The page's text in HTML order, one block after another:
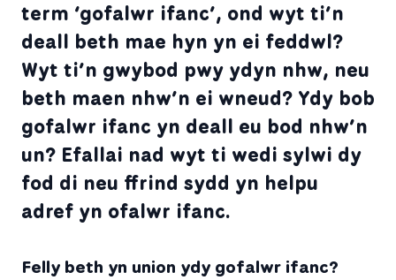
term ‘gofalwr ifanc’, ond wyt ti’n
deall beth mae hyn yn ei feddwl?
Wyt ti’n gwybod pwy ydyn nhw, neu
beth maen nhw’n ei wneud? Ydy bob
gofalwr ifanc yn deall eu bod nhw’n
un? Efallai nad wyt ti wedi sylwi dy
fod di neu ffrind sydd yn helpu
adref yn ofalwr ifanc.
Felly beth yn union ydy gofalwr ifanc?